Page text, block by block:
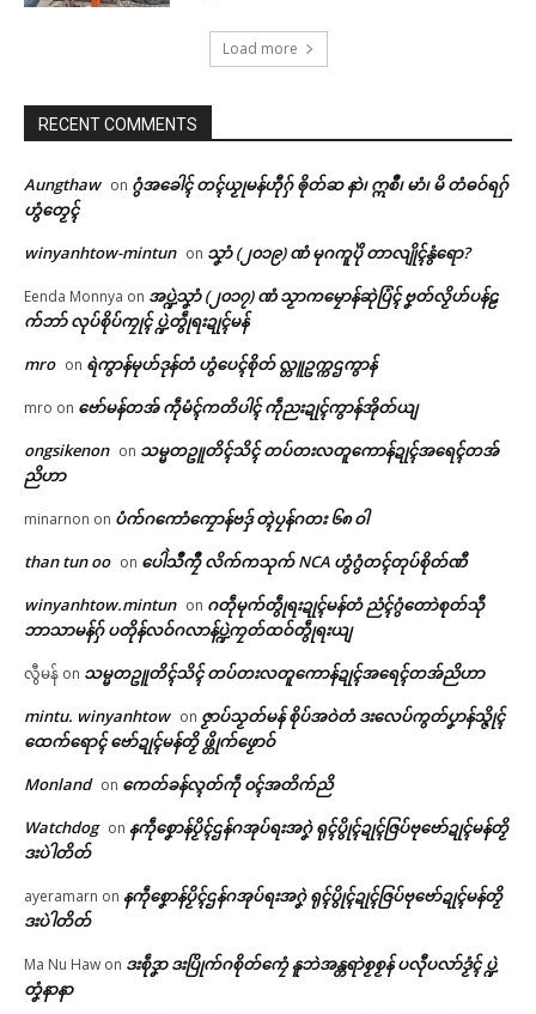
ဌာန်ပရိုၚ်ဗၠးၜးမန်
ရုဲစှ်
ပရိုၚ်လက္ကရဴအိုတ်
🏛 လညာတ်ပါ်ပဲါ
ဗွဳဒဳယဵု
ကေတ်အဆက်
© ဌာန်ပရိုၚ်ဗၠးၜးမန်
Related
ဝန်ဇၞော်ပရေၚ်ဍုၚ်သ္အာၚ်သေံ ဆဵု
ကဵုသမ္မတတၟိဍုၚ်ဗၟာဂှ် မူအကာဲအ
ရာတၟေၚ်ရော (၁)
April 27, 2026
In "လိက်ပရေၚ်"
ကရောံဒှ်ခက်ခုဲကဵုစုတ်ကၠေင်စက်
ဂှ် ကၟုဲကၠုင်စိုပ်ဝေင် ကွာန်ဝင်က
လေဝ် အောန်စှ်ေကဝက်ပြင်
March 19, 2026
ဟိုတ်နူဍာ်ကြုင်ဇတ်ကှ်တုဲ စေတဳ
ကျာ်ပိတြေံ ပ္ဍဲကွာန်ဝင်က က္လေင်မံ
က်တိုန်မွဲဝါပၠန်
May 14, 2026
Load more
RECENT COMMENTS
Aungthaw on ဂွံအခေါၚ် တၚ်ယၟုမန်ဟီုဂှ် ၜိုတ်ဆ နာဲ၊ ဣစဳ၊ မာံ၊ မိ တံဓဝ်ရဂှ်
ဟွံတၟေၚ်
winyanhtow-mintun on သၞာံ (၂၀၁၉) ဏံ မုဂကူပိုဲ တာလျိုၚ်နွံရော?
Eenda Monnya on အပ္ဍဲသၞာံ (၂၀၁၇) ဏံ သၟာကမၠောန်ဆုဲပြံၚ် ဗၞတ်လၟိဟ်ပန်ဠ
က်ဘာ် လုပ်စိုပ်ကၠုၚ် ပ္ဍဲတွဵုရးဍုၚ်မန်
mro on ရဲကွာန်မုဟ်ဒုန်တံ ဟွံပေၚ်စိုတ် လ္တူဥက္ကဌကွာန်
mro on ဗော်မန်တအ် ကဵုမံၚ်ကတိပါၚ် ကဵုညးဍုၚ်ကွာန်အိုတ်ယျ
ongsikenon on သမ္မတဥူတိၚ်သိၚ် တပ်တးလတူကောန်ဍုၚ်အရေၚ်တအ်
ညိဟာ
minarnon on ပံက်ဂကောံကၠောန်ဗဒှ် တ္ၚဲပၠန်ဂတး ၆၈ ဝါ
than tun oo on ပေါဲသဳကၠဳ လိက်ကသုက် NCA ဟွံဂွံတၚ်တုပ်စိုတ်ဏီ
winyanhtow.mintun on ဂတဵုမုက်တွဵုရးဍုၚ်မန်တံ ညံၚ်ဂွံတောဲစုတ်သီု
ဘာသာမန်ဂှ် ပတိုန်လဝ်ဂလာန်ပ္ဍဲကၠတ်ထဝ်တွဵုရးယျ
လွီမန် on သမ္မတဥူတိၚ်သိၚ် တပ်တးလတူကောန်ဍုၚ်အရေၚ်တအ်ညိဟာ
mintu. winyanhtow on ဇၟာပ်သၟတ်မန် စိုပ်အဝဲတံ ဒးလေပ်ကွတ်ပၞာန်သ္ဇိုၚ်
ထေက်ရောၚ် ဗော်ဍုၚ်မန်တၟိ ဖ္တိုက်ဖၟောဝ်
Monland on ကေတ်ခန်လ္ၚတ်ကဵု ၀ၚ်အတိက်ညိ
Watchdog on နကဵုစၞောန်ပၟိၚ်ဌန်ဂအုပ်ရးအဂၞဲ ရုၚ်ပွိုၚ်ဍုၚ်ဇြပ်ဗုဗော်ဍုၚ်မန်တၟိ
ဒးပဲါတိတ်
ayeramarn on နကဵုစၞောန်ပၟိၚ်ဌန်ဂအုပ်ရးအဂၞဲ ရုၚ်ပွိုၚ်ဍုၚ်ဇြပ်ဗုဗော်ဍုၚ်မန်တၟိ
ဒးပဲါတိတ်
Ma Nu Haw on ဒးစဵုဒၞာ ဒးပြိုက်ဂစိုတ်ကၠေံ နူဘဲအန္တရာဲစၟစၟန် ပလီုပလာ်ဒၟံၚ် ပ္ဍဲ
တၞံနာနာ